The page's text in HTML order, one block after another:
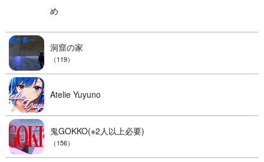
め
洞窟の家
（119）
Atelie Yuyuno
鬼GOKKO(※2人以上必要)
（156）